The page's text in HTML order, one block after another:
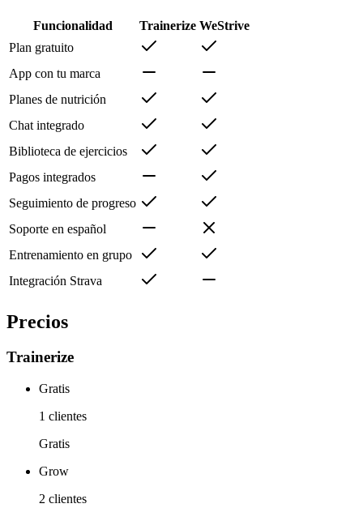
Funcionalidad Trainerize WeStrive
Plan gratuito
App con tu marca
Planes de nutrición
Chat integrado
Biblioteca de ejercicios
Pagos integrados
Seguimiento de progreso
Soporte en español
Entrenamiento en grupo
Integración Strava
Precios
Trainerize
Gratis
1 clientes
Gratis
Grow
2 clientes